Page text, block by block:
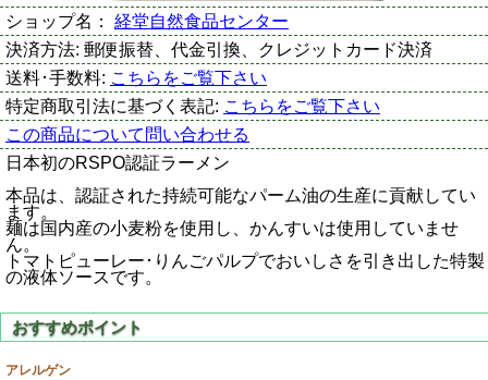
ショップ名： 経堂自然食品センター
決済方法: 郵便振替、代金引換、クレジットカード決済
送料･手数料: こちらをご覧下さい
特定商取引法に基づく表記: こちらをご覧下さい
この商品について問い合わせる
日本初のRSPO認証ラーメン
本品は、認証された持続可能なパーム油の生産に貢献してい
ます。
麺は国内産の小麦粉を使用し、かんすいは使用していませ
ん。
トマトピューレー･りんごパルプでおいしさを引き出した特製
の液体ソースです。
アレルゲン